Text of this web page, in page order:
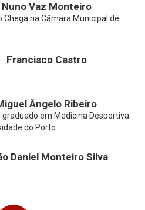
Nuno Vaz Monteiro
Chega na Câmara Municipal de
Francisco Castro
Ângelo Ribeiro
graduado em Medicina Desportiva
do Porto
Daniel Monteiro Silva